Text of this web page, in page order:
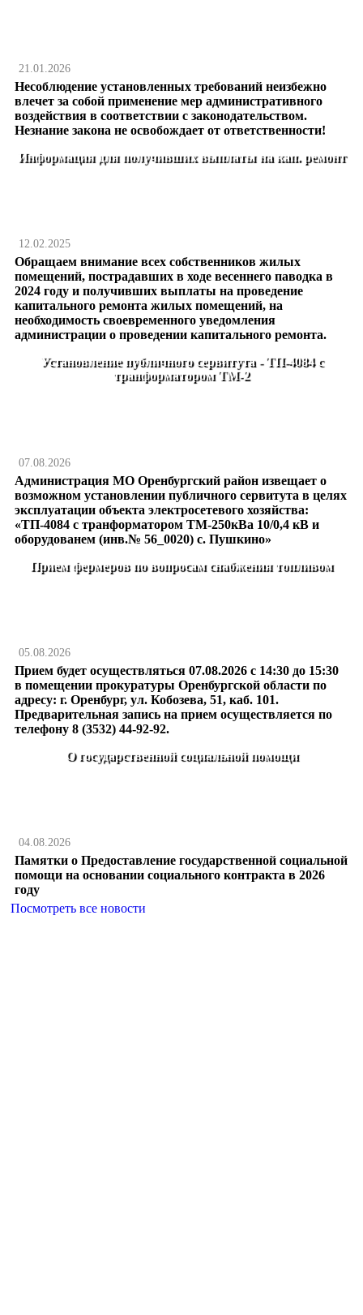
21.01.2026
Несоблюдение установленных требований неизбежно
влечет за собой применение мер административного
воздействия в соответствии с законодательством.
Незнание закона не освобождает от ответственности!
Информация для получивших выплаты на кап. ремонт
12.02.2025
Обращаем внимание всех собственников жилых
помещений, пострадавших в ходе весеннего паводка в
2024 году и получивших выплаты на проведение
капитального ремонта жилых помещений, на
необходимость своевременного уведомления
администрации о проведении капитального ремонта.
Установление публичного сервитута - ТП-4084 с
транформатором ТМ-2
07.08.2026
Администрация МО Оренбургский район извещает о
возможном установлении публичного сервитута в целях
эксплуатации объекта электросетевого хозяйства:
«ТП-4084 с транформатором ТМ-250кВа 10/0,4 кВ и
оборудованем (инв.№ 56_0020) с. Пушкино»
Прием фермеров по вопросам снабжения топливом
05.08.2026
Прием будет осуществляться 07.08.2026 с 14:30 до 15:30
в помещении прокуратуры Оренбургской области по
адресу: г. Оренбург, ул. Кобозева, 51, каб. 101.
Предварительная запись на прием осуществляется по
телефону 8 (3532) 44-92-92.
О государственной социальной помощи
04.08.2026
Памятки о Предоставление государственной социальной
помощи на основании социального контракта в 2026
году
Посмотреть все новости